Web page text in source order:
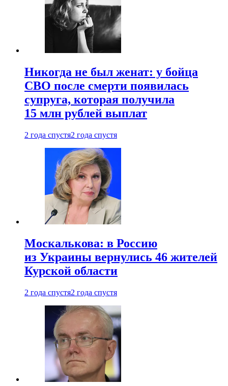
Никогда не был женат: у бойца
СВО после смерти появилась
супруга, которая получила
15 млн рублей выплат
2 года спустя2 года спустя
Москалькова: в Россию
из Украины вернулись 46 жителей
Курской области
2 года спустя2 года спустя